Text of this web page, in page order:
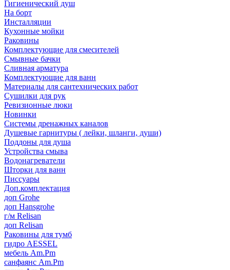
Гигиенический душ
На борт
Инсталляции
Кухонные мойки
Раковины
Комплектующие для смесителей
Смывные бачки
Сливная арматура
Комплектующие для ванн
Материалы для сантехнических работ
Сушилки для рук
Ревизионные люки
Новинки
Системы дренажных каналов
Душевые гарнитуры ( лейки, шланги, души)
Поддоны для душа
Устройства смыва
Водонагреватели
Шторки для ванн
Писсуары
Доп.комплектация
доп Grohe
доп Hansgrohe
г/м Relisan
доп Relisan
Раковины для тумб
гидро AESSEL
мебель Am.Pm
санфаянс Am.Pm